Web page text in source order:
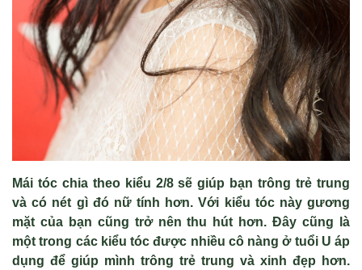
Mái tóc chia theo kiểu 2/8 sẽ giúp bạn trông trẻ trung
và có nét gì đó nữ tính hơn. Với kiểu tóc này gương
mặt của bạn cũng trở nên thu hút hơn. Đây cũng là
một trong các kiểu tóc được nhiều cô nàng ở tuổi U áp
dụng để giúp mình trông trẻ trung và xinh đẹp hơn.